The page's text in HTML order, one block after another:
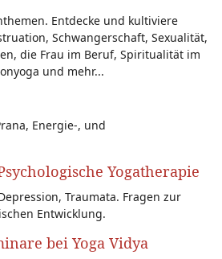
Entdecke und kultiviere
Schwangerschaft, Sexualität,
die Frau im Beruf, Spiritualität im
und mehr...
Energie-, und
Yogatherapie
Traumata. Fragen zur
Entwicklung.
bei Yoga Vidya